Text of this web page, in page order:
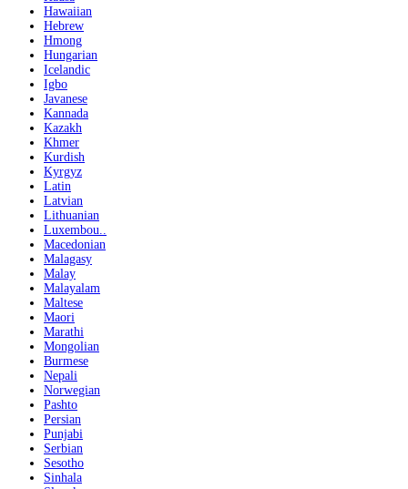
Hawaiian
Hebrew
Hmong
Hungarian
Icelandic
Igbo
Javanese
Kannada
Kazakh
Khmer
Kurdish
Kyrgyz
Latin
Latvian
Lithuanian
Luxembou..
Macedonian
Malagasy
Malay
Malayalam
Maltese
Maori
Marathi
Mongolian
Burmese
Nepali
Norwegian
Pashto
Persian
Punjabi
Serbian
Sesotho
Sinhala